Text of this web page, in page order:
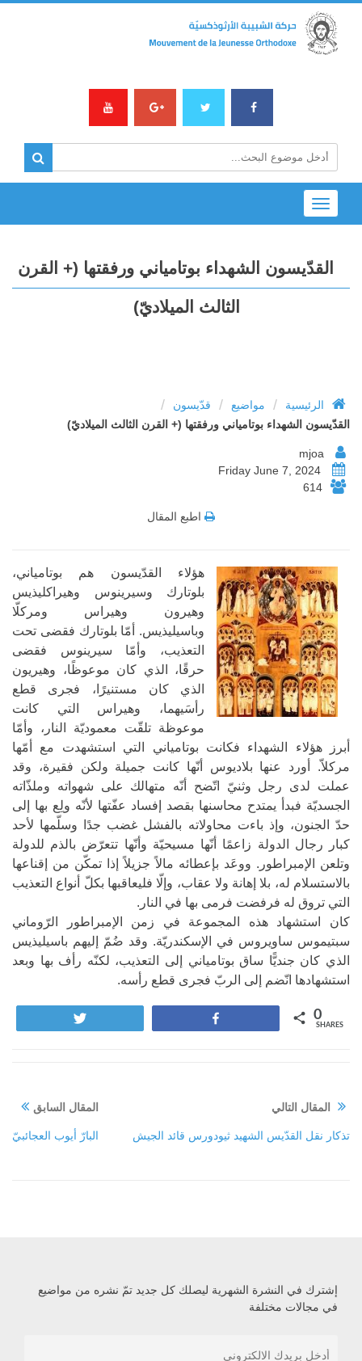
Toggle
navigation
القدّيسون الشهداء بوتامياني ورفقتها (+ القرن
الثالث الميلاديّ)
الرئيسية / مواضيع / قدّيسون /
القدّيسون الشهداء بوتامياني ورفقتها (+ القرن الثالث الميلاديّ)
614
اطبع المقال
هؤلاء القدّيسون هم بوتامياني،
بلوتارك وسيرينوس وهيراكليذيس
وهيرون وهيراس ومركلّا
وباسيليذيس. أمّا بلوتارك فقضى تحت
التعذيب، وأمّا سيرينوس فقضى
حرقًا، الذي كان موعوظًا، وهيريون
الذي كان مستنيرًا، فجرى قطع
رأسَيهما، وهيراس التي كانت
موعوظة تلقّت معموديّة النار، وأمّا
أبرز هؤلاء الشهداء فكانت بوتامياني التي استشهدت مع أمّها
مركلاّ. أورد عنها بلاديوس أنّها كانت جميلة ولكن فقيرة، وقد
عملت لدى رجل وثنيّ اتّضح أنّه متهالك على شهواته وملذّاته
الجسديّة فبدأ يمتدح محاسنها بقصد إفساد عفّتها لأنّه ولِع بها إلى
حدّ الجنون، وإذ باءت محاولاته بالفشل غضب جدًا وسلّمها لأحد
كبار رجال الدولة زاعمًا أنّها مسيحيّة وأنّها تتعرّض بالذم للدولة
وتلعن الإمبراطور. ووعَد بإعطائه مالاً جزيلاً إذا تمكّن من إقناعها
بالاستسلام له، بلا إهانة ولا عقاب، وإلّا فليعاقبها بكلّ أنواع التعذيب
التي تروق له فرفضت فرمى بها في النار.
كان استشهاد هذه المجموعة في زمن الإمبراطور الرّوماني
سبتيموس ساويروس في الإسكندريّة. وقد ضُمّ إليهم باسيليذيس
الذي كان جنديًّا ساق بوتامياني إلى التعذيب، لكنّه رأف بها وبعد
استشهادها انّضم إلى الربّ فجرى قطع رأسه.
0
SHARES
المقال السابق
البارّ أيوب العجائبيّ
المقال التالي
تذكار نقل القدّيس الشهيد ثيودورس قائد الجيش
إشترك في النشرة الشهرية ليصلك كل جديد تمّ نشره من مواضيع
في مجالات مختلفة